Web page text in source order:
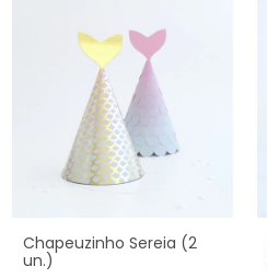
Chapeuzinho Sereia (2
un.)